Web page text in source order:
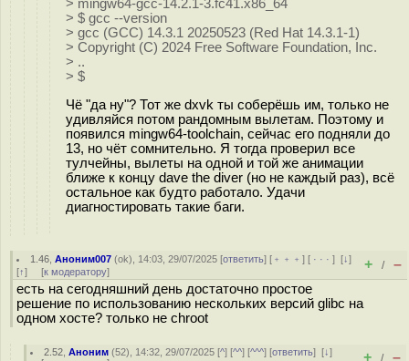
> mingw64-gcc-14.2.1-3.fc41.x86_64
> $ gcc --version
> gcc (GCC) 14.3.1 20250523 (Red Hat 14.3.1-1)
> Copyright (C) 2024 Free Software Foundation, Inc.
> ..
> $
Чё "да ну"? Тот же dxvk ты соберёшь им, только не
удивляйся потом рандомным вылетам. Поэтому и
появился mingw64-toolchain, сейчас его подняли до
13, но чёт сомнительно. Я тогда проверил все
тулчейны, вылеты на одной и той же анимации
ближе к концу dave the diver (но не каждый раз), всё
остальное как будто работало. Удачи
диагностировать такие баги.
1.46 ,Аноним007 (ok), 14:03, 29/07/2025 [ответить] [ ﹢﹢﹢] [ · · ·][↓]
[↑] [к модератору] + / –
есть на сегодняшний день достаточно простое
решение по использованию нескольких версий glibc на
одном хосте? только не chroot
2.52 ,Аноним (52), 14:32, 29/07/2025 [^] [^^] [^^^] [ответить][↓]
+ / –